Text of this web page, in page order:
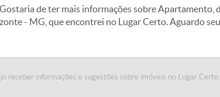
receber informações e sugestões sobre imóveis no Lugar Certo.